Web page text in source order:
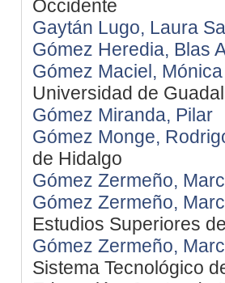
Occidente
Gaytán Lugo, Laura
Gómez Heredia, Blas
Gómez Maciel,
Universidad de
Gómez Miranda, Pilar
Gómez Monge,
de Hidalgo
Gómez Zermeño,
Gómez Zermeño,
Estudios Superiores
Gómez Zermeño,
Sistema Tecnológico